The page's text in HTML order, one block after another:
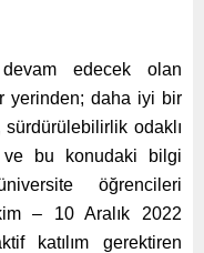
edecek olan
yerinden; daha iyi bir
odaklı
bu konudaki bilgi
öğrencileri
– 10 Aralık 2022
katılım gerektiren